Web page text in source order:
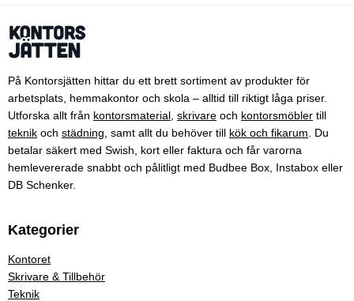
På Kontorsjätten hittar du ett brett sortiment av produkter för
arbetsplats, hemmakontor och skola – alltid till riktigt låga priser.
Utforska allt från kontorsmaterial skrivare och kontorsmöbler till
teknik och städning , samt allt du behöver till kök och fikarum . Du
betalar säkert med Swish, kort eller faktura och får varorna
hemlevererade snabbt och pålitligt med Budbee Box, Instabox eller
DB Schenker.
Kategorier
Kontoret
Skrivare & Tillbehör
Teknik